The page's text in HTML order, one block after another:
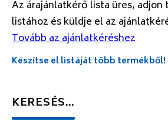
Az árajánlatkérő lista üres,
listához és küldje el az
Tovább az ajánlatkéréshez
Készítse el listáját több termékből!
KERESÉS…